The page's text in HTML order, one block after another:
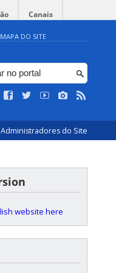
Canais
MAPA DO SITE
Administradores do Site
website here